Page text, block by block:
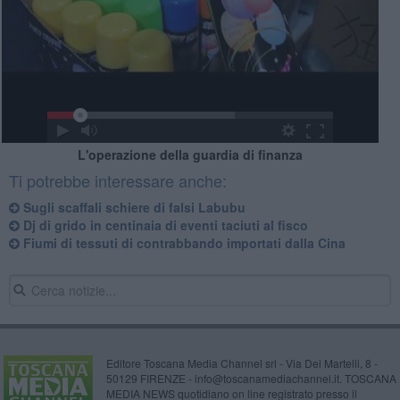
L'operazione della guardia di finanza
Ti potrebbe interessare anche:
Sugli scaffali schiere di falsi Labubu
Dj di grido in centinaia di eventi taciuti al fisco
Fiumi di tessuti di contrabbando importati dalla Cina
Editore Toscana Media Channel srl - Via Dei Martelli, 8 -
50129 FIRENZE - info@toscanamediachannel.it. TOSCANA
MEDIA NEWS quotidiano on line registrato presso il